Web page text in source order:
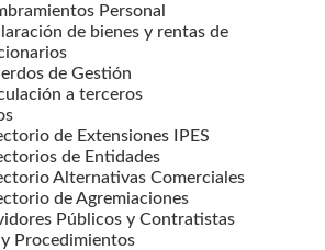
Personal
de bienes y rentas de
de Gestión
a terceros
de Extensiones IPES
de Entidades
Alternativas Comerciales
de Agremiaciones
Públicos y Contratistas
Procedimientos